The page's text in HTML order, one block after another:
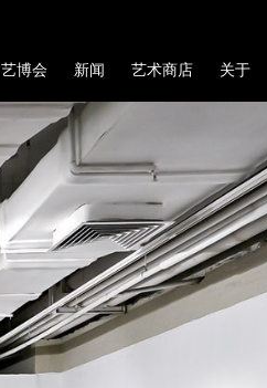
艺博会 新闻 艺术商店 关于